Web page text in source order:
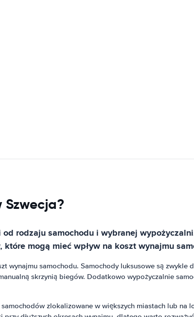
rodzaju samochodu i wybranej
mogą mieć wpływ na koszt wynajmu
wynajmu samochodu. Samochody luksusowe są
skrzynią biegów. Dodatkowo wypożyczalnie
zlokalizowane w większych miastach lub